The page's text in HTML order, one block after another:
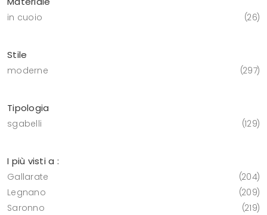
in cuoio 26
Stile
moderne 297
Tipologia
sgabelli 129
I più visti a :
Gallarate
204
Legnano
209
Saronno
219